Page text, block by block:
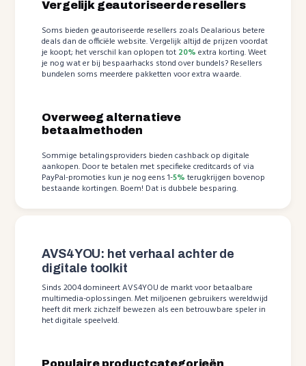
Vergelijk geautoriseerde resellers
Soms bieden geautoriseerde resellers zoals Dealarious betere
deals dan de officiële website. Vergelijk altijd de prijzen voordat
je koopt; het verschil kan oplopen tot 20% extra korting. Weet
je nog wat er bij bespaarhacks stond over bundels? Resellers
bundelen soms meerdere pakketten voor extra waarde.
Overweeg alternatieve
betaalmethoden
Sommige betalingsproviders bieden cashback op digitale
aankopen. Door te betalen met specifieke creditcards of via
PayPal-promoties kun je nog eens 1-5% terugkrijgen bovenop
bestaande kortingen. Boem! Dat is dubbele besparing.
AVS4YOU: het verhaal achter de
digitale toolkit
Sinds 2004 domineert AVS4YOU de markt voor betaalbare
multimedia-oplossingen. Met miljoenen gebruikers wereldwijd
heeft dit merk zichzelf bewezen als een betrouwbare speler in
het digitale speelveld.
Populaire productcategorieën